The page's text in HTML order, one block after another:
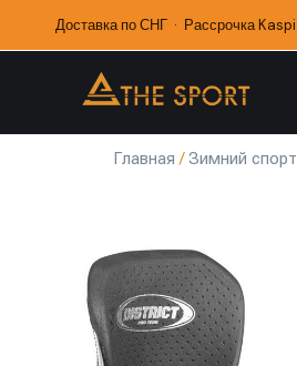
Доставка по СНГ · Рассрочка Kaspi
Главная /Зимний спорт